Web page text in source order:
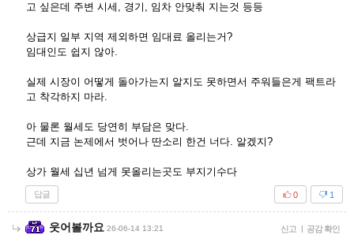
고 싶은데 주변 시세, 경기, 임차 안맞춰 지는것 등등
상급지 일부 지역 제외하면 임대료 올리는거?
임대인도 쉽지 않아.
실제 시장이 어떻게 돌아가는지 알지도 못하면서 주워들은게 팩트라
고 착각하지 마라.
아 물론 월세도 당연히 부담은 맞다.
근데 지금 논제에서 벗어나 딴소리 한건 너다. 알겠지?
상가 월세 십년 넘게 못올리는곳도 부지기수다
답글 1
0
웃어볼까요 26-06-14 13:21 신고 공감 확인